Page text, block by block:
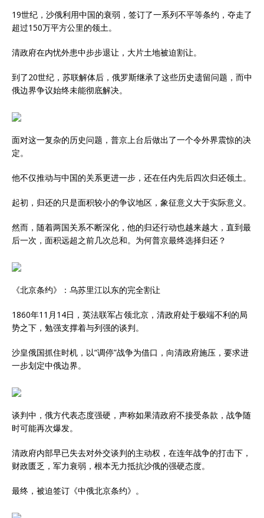
19世纪，沙俄利用中国的衰弱，签订了一系列不平等条约，夺走了
超过150万平方公里的领土。
清政府在内忧外患中步步退让，大片土地被迫割让。
到了20世纪，苏联解体后，俄罗斯继承了这些历史遗留问题，而中
俄边界争议始终未能彻底解决。
面对这一复杂的历史问题，普京上台后做出了一个令外界震惊的决
定。
他不仅推动与中国的关系更进一步，还在任内先后四次归还领土。
起初，归还的只是面积较小的争议地区，象征意义大于实际意义。
然而，随着两国关系不断深化，他的归还行动也越来越大，直到最
后一次，面积远超之前几次总和。为何普京最终选择归还？
《北京条约》：乌苏里江以东的完全割让
1860年11月14日，英法联军占领北京，清政府处于极端不利的局
势之下，勉强支撑着与列强的谈判。
沙皇俄国抓住时机，以“调停”战争为借口，向清政府施压，要求进
一步划定中俄边界。
谈判中，俄方代表态度强硬，声称如果清政府不接受条款，战争随
时可能再次爆发。
清政府内部早已失去对外交谈判的主动权，在连年战争的打击下，
财政匮乏，军力衰弱，根本无力抵抗沙俄的强硬态度。
最终，被迫签订《中俄北京条约》。